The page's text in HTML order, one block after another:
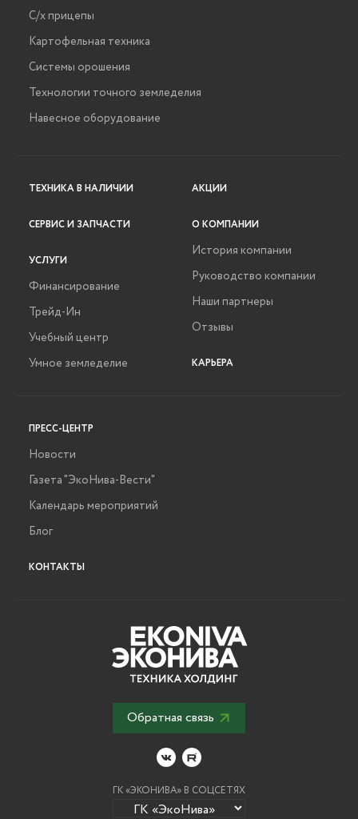
С/х прицепы
Картофельная техника
Системы орошения
Технологии точного земледелия
Навесное оборудование
ТЕХНИКА В НАЛИЧИИ
СЕРВИС И ЗАПЧАСТИ
УСЛУГИ
Финансирование
Трейд-Ин
Учебный центр
Умное земледелие
АКЦИИ
О КОМПАНИИ
История компании
Руководство компании
Наши партнеры
Отзывы
КАРЬЕРА
ПРЕСС-ЦЕНТР
Новости
Газета "ЭкоНива-Вести"
Календарь мероприятий
Блог
КОНТАКТЫ
Обратная связь
ГК «ЭКОНИВА» В СОЦСЕТЯХ